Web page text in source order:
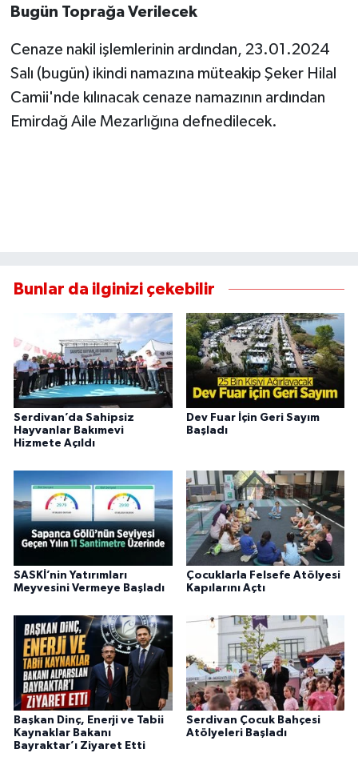
Bugün Toprağa Verilecek
Cenaze nakil işlemlerinin ardından, 23.01.2024
Salı (bugün) ikindi namazına müteakip Şeker Hilal
Camii'nde kılınacak cenaze namazının ardından
Emirdağ Aile Mezarlığına defnedilecek.
Bunlar da ilginizi çekebilir
Serdivan’da Sahipsiz
Hayvanlar Bakımevi
Hizmete Açıldı
Dev Fuar İçin Geri Sayım
Başladı
SASKİ’nin Yatırımları
Meyvesini Vermeye Başladı
Çocuklarla Felsefe Atölyesi
Kapılarını Açtı
Başkan Dinç, Enerji ve Tabii
Kaynaklar Bakanı
Bayraktar’ı Ziyaret Etti
Serdivan Çocuk Bahçesi
Atölyeleri Başladı